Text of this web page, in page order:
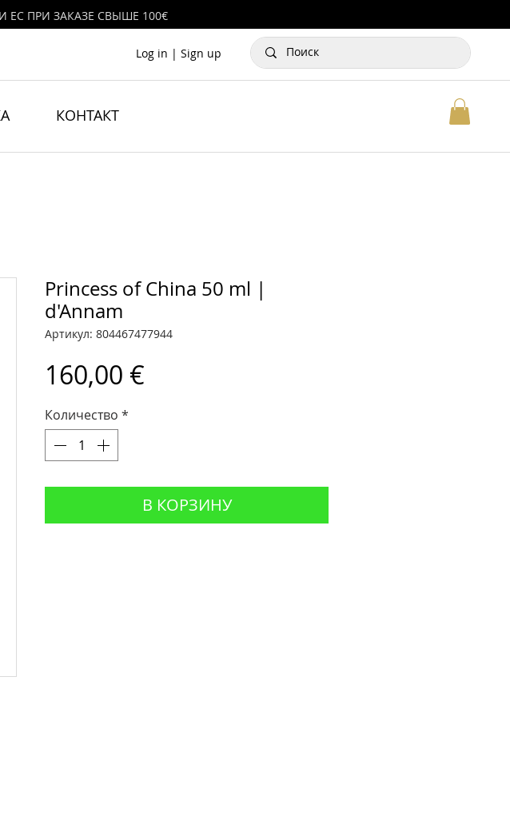
ЕС ПРИ ЗАКАЗЕ СВЫШЕ 100€
Log in | Sign up
КОНТАКТ
Princess of China 50 ml |
d'Annam
Артикул: 804467477944
160,00 €
Количество *
В КОРЗИНУ